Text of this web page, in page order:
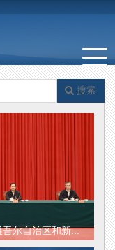
搜索
尔自治区和新...